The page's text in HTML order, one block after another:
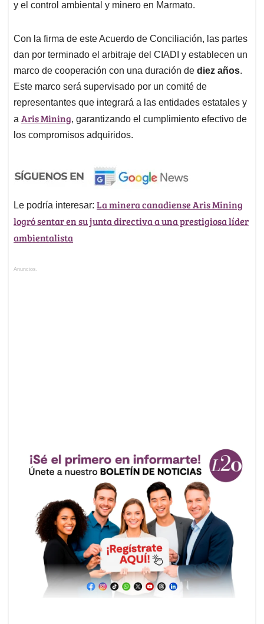
y el control ambiental y minero en Marmato.
Con la firma de este Acuerdo de Conciliación, las partes
dan por terminado el arbitraje del CIADI y establecen un
marco de cooperación con una duración de diez años.
Este marco será supervisado por un comité de
representantes que integrará a las entidades estatales y
a Aris Mining, garantizando el cumplimiento efectivo de
los compromisos adquiridos.
Le podría interesar: La minera canadiense Aris Mining
logró sentar en su junta directiva a una prestigiosa líder
ambientalista
Anuncios.